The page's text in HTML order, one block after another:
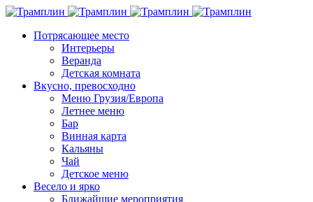
Потрясающее место
Интерьеры
Веранда
Детская комната
Вкусно, превосходно
Меню Грузия/Европа
Летнее меню
Бар
Винная карта
Кальяны
Чай
Детское меню
Весело и ярко
Ближайшие мероприятия